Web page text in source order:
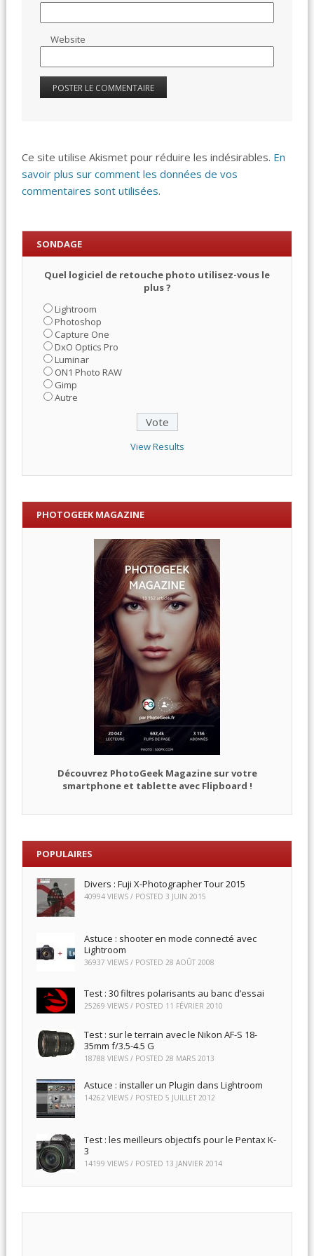
Website
Ce site utilise Akismet pour réduire les indésirables. En
savoir plus sur comment les données de vos
commentaires sont utilisées.
SONDAGE
Quel logiciel de retouche photo utilisez-vous le
plus ?
Lightroom
Photoshop
Capture One
DxO Optics Pro
Luminar
ON1 Photo RAW
Gimp
Autre
View Results
PHOTOGEEK MAGAZINE
Découvrez PhotoGeek Magazine sur votre
smartphone et tablette avec Flipboard !
POPULAIRES
Divers : Fuji X-Photographer Tour 2015
40994 VIEWS / POSTED 3 JUIN 2015
Astuce : shooter en mode connecté avec
Lightroom
36937 VIEWS / POSTED 28 AOÛT 2008
Test : 30 filtres polarisants au banc d’essai
25269 VIEWS / POSTED 11 FÉVRIER 2010
Test : sur le terrain avec le Nikon AF-S 18-
35mm f/3.5-4.5 G
18788 VIEWS / POSTED 28 MARS 2013
Astuce : installer un Plugin dans Lightroom
14262 VIEWS / POSTED 5 JUILLET 2012
Test : les meilleurs objectifs pour le Pentax K-
3
14199 VIEWS / POSTED 13 JANVIER 2014